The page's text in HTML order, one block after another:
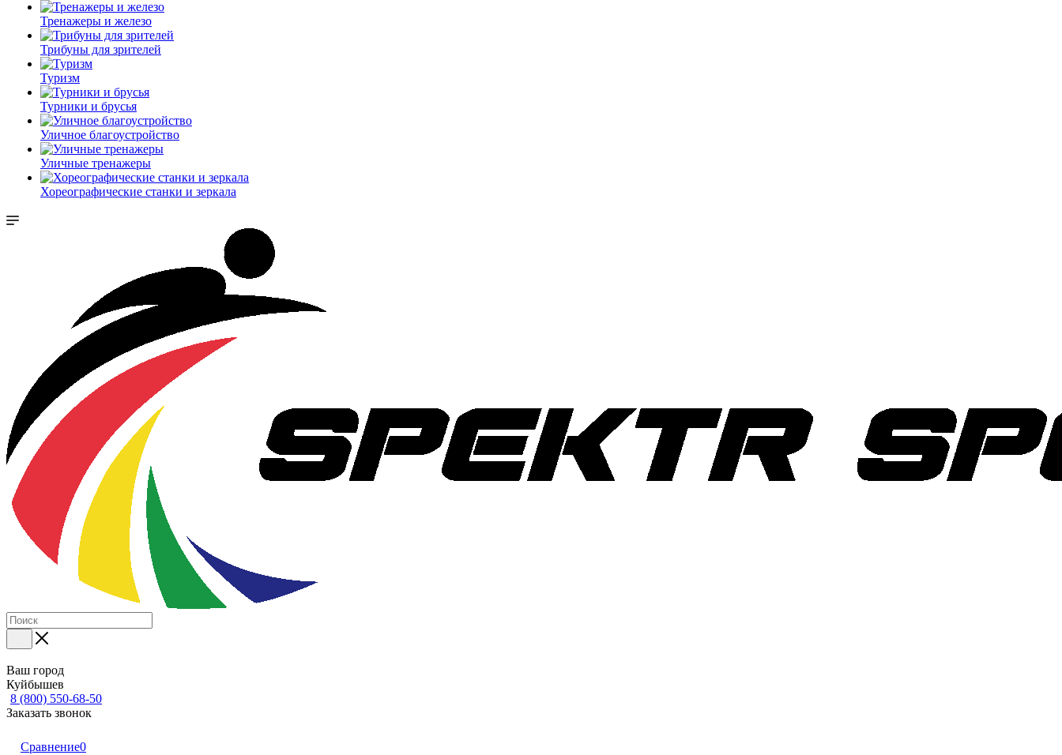
Тренажеры и железо
Трибуны для зрителей
Туризм
Турники и брусья
Уличное благоустройство
Уличные тренажеры
Хореографические станки и зеркала
Ваш город
Куйбышев
8 (800) 550-68-50
Заказать звонок
Сравнение0